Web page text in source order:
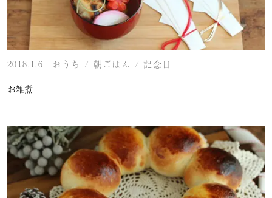
2018.1.6 おうち / 朝ごはん / 記念日
お雑煮